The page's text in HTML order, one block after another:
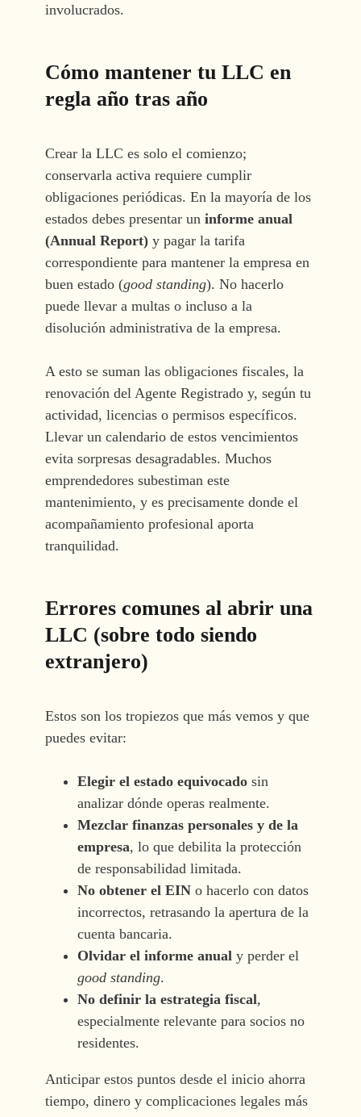
involucrados.
Cómo mantener tu LLC en
regla año tras año
Crear la LLC es solo el comienzo;
conservarla activa requiere cumplir
obligaciones periódicas. En la mayoría de los
estados debes presentar uninforme anual
(Annual Report) y pagar la tarifa
correspondiente para mantener la empresa en
buen estado (good standing). No hacerlo
puede llevar a multas o incluso a la
disolución administrativa de la empresa.
A esto se suman las obligaciones fiscales, la
renovación del Agente Registrado y, según tu
actividad, licencias o permisos específicos.
Llevar un calendario de estos vencimientos
evita sorpresas desagradables. Muchos
emprendedores subestiman este
mantenimiento, y es precisamente donde el
acompañamiento profesional aporta
tranquilidad.
Errores comunes al abrir una
LLC (sobre todo siendo
extranjero)
Estos son los tropiezos que más vemos y que
puedes evitar:
Elegir el estado equivocado sin
analizar dónde operas realmente.
Mezclar finanzas personales y de la
empresa, lo que debilita la protección
de responsabilidad limitada.
No obtener el EIN o hacerlo con datos
incorrectos, retrasando la apertura de la
cuenta bancaria.
Olvidar el informe anual y perder el
good standing.
No definir la estrategia fiscal,
especialmente relevante para socios no
residentes.
Anticipar estos puntos desde el inicio ahorra
tiempo, dinero y complicaciones legales más